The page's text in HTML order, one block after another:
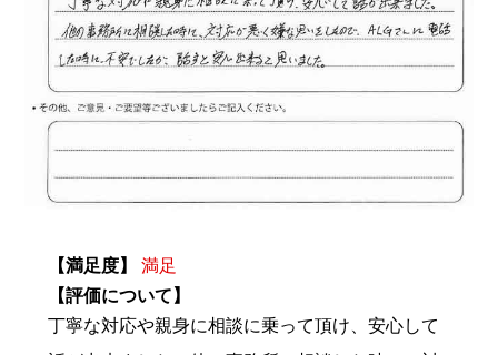
【満足度】
満足
【評価について】
丁寧な対応や親身に相談に乗って頂け、安心して